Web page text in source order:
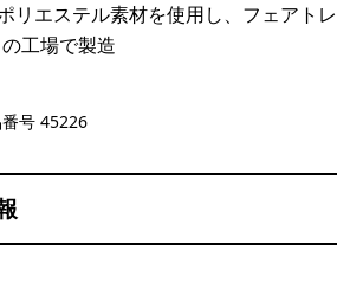
リエステル素材を使用し、フェアト
工場で製造
- Light Fuzzy Mauve X-
号 45226